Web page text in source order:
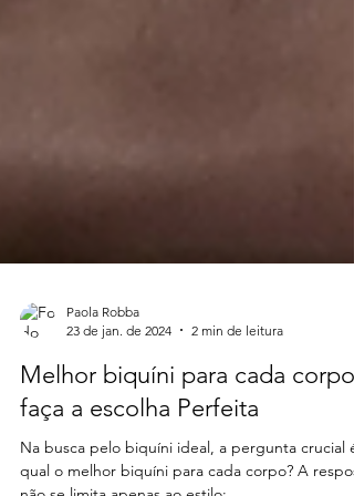
23 de jan. de 2024
2 min de leitura
Melhor biquíni para cada corpo:
faça a escolha Perfeita
Na busca pelo biquíni ideal, a pergunta crucial é: